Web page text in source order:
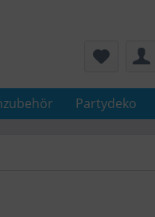
Partydeko